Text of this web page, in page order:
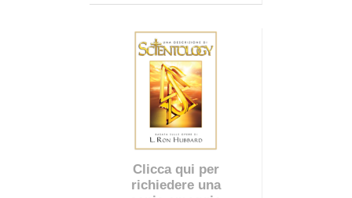
Clicca qui per
richiedere una